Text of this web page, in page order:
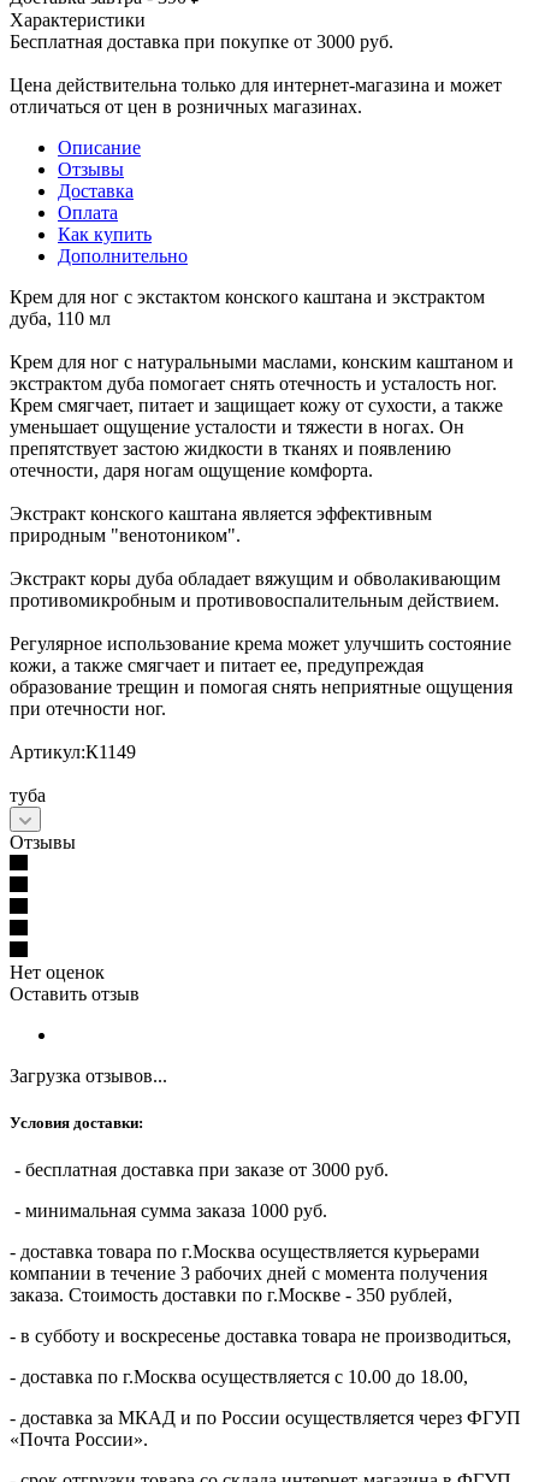
Характеристики
Бесплатная доставка при покупке от 3000 руб.
Цена действительна только для интернет-магазина и может
отличаться от цен в розничных магазинах.
Описание
Отзывы
Доставка
Оплата
Как купить
Дополнительно
Крем для ног с экстактом конского каштана и экстрактом
дуба, 110 мл
Крем для ног с натуральными маслами, конским каштаном и
экстрактом дуба помогает снять отечность и усталость ног.
Крем смягчает, питает и защищает кожу от сухости, а также
уменьшает ощущение усталости и тяжести в ногах. Он
препятствует застою жидкости в тканях и появлению
отечности, даря ногам ощущение комфорта.
Экстракт конского каштана является эффективным
природным "венотоником".
Экстракт коры дуба обладает вяжущим и обволакивающим
противомикробным и противовоспалительным действием.
Регулярное использование крема может улучшить состояние
кожи, а также смягчает и питает ее, предупреждая
образование трещин и помогая снять неприятные ощущения
при отечности ног.
Артикул:К1149
туба
Отзывы
Нет оценок
Оставить отзыв
Загрузка отзывов...
Условия доставки:
- бесплатная доставка при заказе от 3000 руб.
- минимальная сумма заказа 1000 руб.
- доставка товара по г.Москва осуществляется курьерами
компании в течение 3 рабочих дней с момента получения
заказа. Стоимость доставки по г.Москве - 350 рублей,
- в субботу и воскресенье доставка товара не производиться,
- доставка по г.Москва осуществляется с 10.00 до 18.00,
- доставка за МКАД и по России осуществляется через ФГУП
«Почта России».